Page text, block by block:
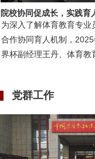
院校协同促成长，实践
杯领导赴
为深入了解体育教育专
合作协同育人机制，
界杯副经理王丹、体育教
党群工作